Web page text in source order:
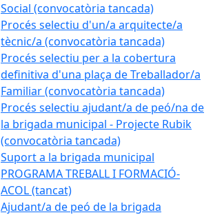
Social (convocatòria tancada)
Procés selectiu d'un/a arquitecte/a
tècnic/a (convocatòria tancada)
Procés selectiu per a la cobertura
definitiva d'una plaça de Treballador/a
Familiar (convocatòria tancada)
Procés selectiu ajudant/a de peó/na de
la brigada municipal - Projecte Rubik
(convocatòria tancada)
Suport a la brigada municipal
PROGRAMA TREBALL I FORMACIÓ-
ACOL (tancat)
Ajudant/a de peó de la brigada